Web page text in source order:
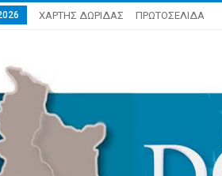
ΧΑΡΤΗΣ ΔΩΡΙΔΑΣ ΠΡΩΤΟΣΕΛΙΔΑ